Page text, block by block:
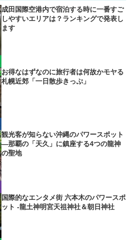
成田国際空港内で宿泊する時に一番すご
しやすいエリアは？ランキングで発表し
ます
お得なはずなのに旅行者は何故かモヤる
札幌近郊「一日散歩きっぷ」
観光客が知らない沖縄のパワースポット
―那覇の「天久」に鎮座する4つの龍神
の聖地
国際的なエンタメ街 六本木のパワースポ
ット -龍土神明宮天祖神社＆朝日神社